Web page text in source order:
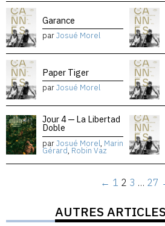
Garance
parJosué Morel
Paper Tiger
parJosué Morel
Jour 4 — La Libertad
Doble
parJosué Morel, Marin
Gérard, Robin Vaz
← 1 2 3 … 27
AUTRES ARTICLES